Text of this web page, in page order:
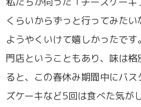
くらいからずっと行ってみたい
ようやくいけて嬉しかったで
門店ということもあり、味は
ると、この春休み期間中にバ
ズケーキなど5回は食べた気が